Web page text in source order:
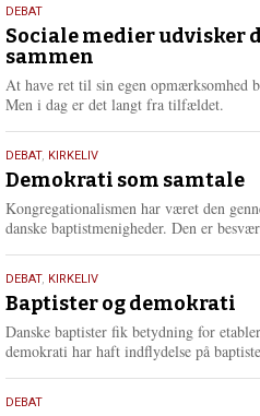
18.
maj
2026
DEBAT
Sociale medier udvisker
sammen
At have ret til sin egen opmærksomhed
Men i dag er det langt fra tilfældet.
18.
maj
2026
DEBAT, KIRKELIV
Demokrati som samtale
Kongregationalismen har været den
danske baptistmenigheder. Den er
18.
maj
2026
DEBAT, KIRKELIV
Baptister og demokrati
Danske baptister fik betydning for
demokrati har haft indflydelse på
18.
DEBAT